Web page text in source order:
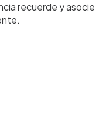
recuerde y asocie